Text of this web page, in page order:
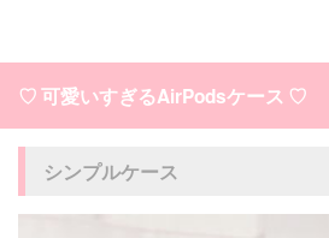
♡ 可愛いすぎるAirPodsケース ♡
シンプルケース